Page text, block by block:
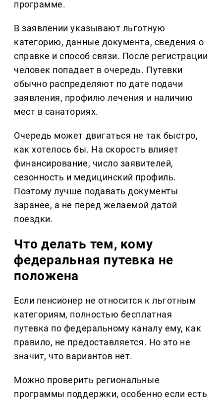
программе.
В заявлении указывают льготную
категорию, данные документа, сведения о
справке и способ связи. После регистрации
человек попадает в очередь. Путевки
обычно распределяют по дате подачи
заявления, профилю лечения и наличию
мест в санаториях.
Очередь может двигаться не так быстро,
как хотелось бы. На скорость влияет
финансирование, число заявителей,
сезонность и медицинский профиль.
Поэтому лучше подавать документы
заранее, а не перед желаемой датой
поездки.
Что делать тем, кому
федеральная путевка не
положена
Если пенсионер не относится к льготным
категориям, полностью бесплатная
путевка по федеральному каналу ему, как
правило, не предоставляется. Но это не
значит, что вариантов нет.
Можно проверить региональные
программы поддержки, особенно если есть